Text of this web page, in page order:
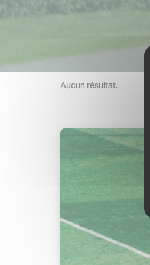
Aucun résultat.